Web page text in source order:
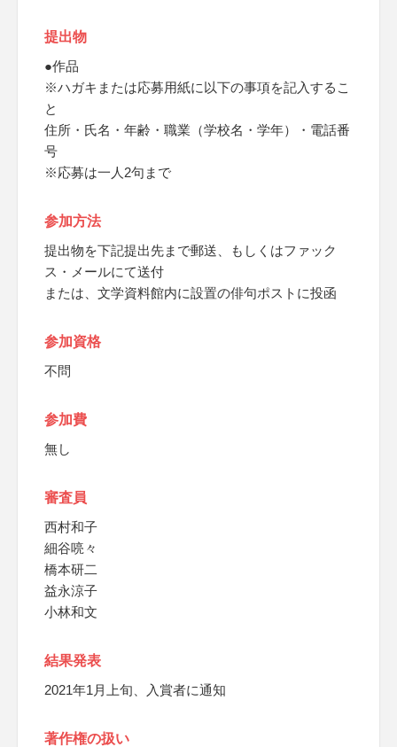
提出物
●作品
※ハガキまたは応募用紙に以下の事項を記入するこ
と
住所・氏名・年齢・職業（学校名・学年）・電話番
号
※応募は一人2句まで
参加方法
提出物を下記提出先まで郵送、もしくはファック
ス・メールにて送付
または、文学資料館内に設置の俳句ポストに投函
参加資格
不問
参加費
無し
審査員
西村和子
細谷喨々
橋本研二
益永涼子
小林和文
結果発表
2021年1月上旬、入賞者に通知
著作権の扱い